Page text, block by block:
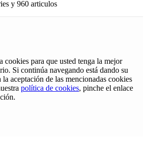
y 960 articulos
cookies para que usted tenga la mejor
Si continúa navegando está dando su
aceptación de las mencionadas cookies
política de cookies, pinche el enlace